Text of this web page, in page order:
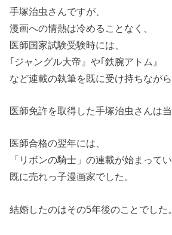
手塚治虫さんですが、
漫画への情熱は冷めることなく、
医師国家試験受験時には、
｢ジャングル大帝』や｢鉄腕アトム』
など連載の執筆を既に受け持ちながら
医師免許を取得した手塚治虫さんは当
医師合格の翌年には、
「リボンの騎士」の連載が始まって
既に売れっ子漫画家でした。
結婚したのはその5年後のことでした。